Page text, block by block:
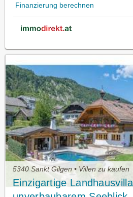
Finanzierung berechnen
5340 Sankt Gilgen • Villen zu kaufen
Einzigartige